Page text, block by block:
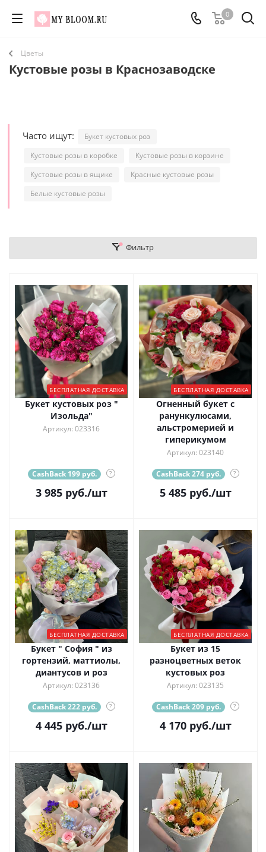
0
Цветы
Кустовые розы в Краснозаводске
Часто ищут:
Букет кустовых роз
Кустовые розы в коробке
Кустовые розы в корзине
Кустовые розы в ящике
Красные кустовые розы
Белые кустовые розы
Фильтр
БЕСПЛАТНАЯ ДОСТАВКА
Букет кустовых роз "
Изольда"
Артикул: 023316
CashBack 199 руб. ?
3 985руб./шт
БЕСПЛАТНАЯ ДОСТАВКА
Огненный букет с
ранункулюсами,
альстромерией и
гиперикумом
Артикул: 023140
CashBack 274 руб. ?
5 485руб./шт
БЕСПЛАТНАЯ ДОСТАВКА
Букет " София " из
гортензий, маттиолы,
диантусов и роз
Артикул: 023136
CashBack 222 руб. ?
4 445руб./шт
БЕСПЛАТНАЯ ДОСТАВКА
Букет из 15
разноцветных веток
кустовых роз
Артикул: 023135
CashBack 209 руб. ?
4 170руб./шт